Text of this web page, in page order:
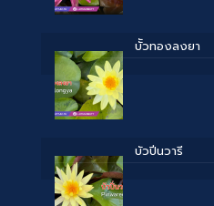
บััวทองลงยา
บัวปิ่นวารี